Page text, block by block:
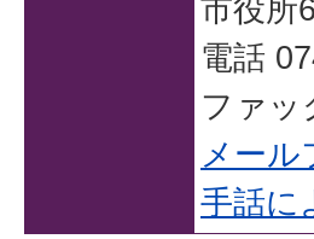
市役所
電話
ファッ
メー
手話に